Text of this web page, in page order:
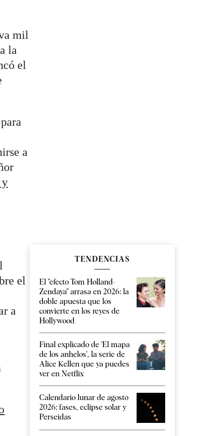
mil
la
el
a
y
el
a
TENDENCIAS
El "efecto Tom Holland-
Zendaya" arrasa en 2026: la
doble apuesta que los
convierte en los reyes de
Hollywood
Final explicado de 'El mapa
de los anhelos', la serie de
Alice Kellen que ya puedes
ver en Netflix
Calendario lunar de agosto
2026: fases, eclipse solar y
Perseidas